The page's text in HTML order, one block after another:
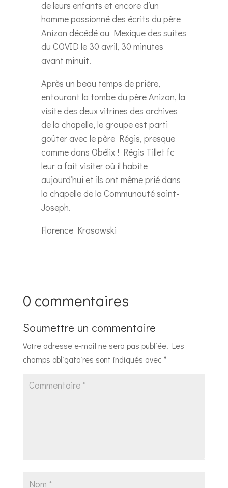
de leurs enfants et encore d’un
homme passionné des écrits du père
Anizan décédé au Mexique des suites
du COVID le 30 avril, 30 minutes
avant minuit.
Après un beau temps de prière,
entourant la tombe du père Anizan, la
visite des deux vitrines des archives
de la chapelle, le groupe est parti
goûter avec le père Régis, presque
comme dans Obélix ! Régis Tillet fc
leur a fait visiter où il habite
aujourd’hui et ils ont même prié dans
la chapelle de la Communauté saint-
Joseph.
Florence Krasowski
0 commentaires
Soumettre un commentaire
Votre adresse e-mail ne sera pas publiée. Les
champs obligatoires sont indiqués avec*